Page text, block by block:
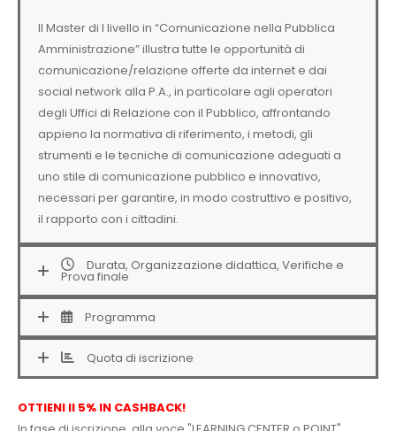
Il Master di I livello in “Comunicazione nella Pubblica
Amministrazione” illustra tutte le opportunità di
comunicazione/relazione offerte da internet e dai
social network alla P.A., in particolare agli operatori
degli Uffici di Relazione con il Pubblico, affrontando
appieno la normativa di riferimento, i metodi, gli
strumenti e le tecniche di comunicazione adeguati a
uno stile di comunicazione pubblico e innovativo,
necessari per garantire, in modo costruttivo e positivo,
il rapporto con i cittadini.
Durata, Organizzazione didattica, Verifiche e
Prova finale
Programma
Quota di iscrizione
OTTIENI Il 5% IN CASHBACK!